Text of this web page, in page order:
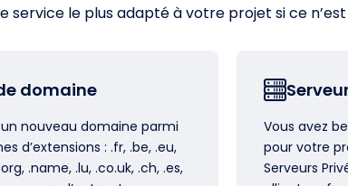
le plus adapté à votre projet si ce
domaine
nouveau domaine parmi
d’extensions : .fr, .be, .eu,
.name, .lu, .co.uk, .ch, .es,
Vous avez
pour votre
Serveurs